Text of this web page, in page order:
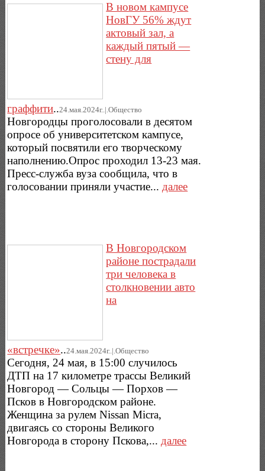
В новом кампусе
НовГУ 56% ждут
актовый зал, а
каждый пятый —
стену для
граффити..24.мая.2024г..|.Общество
Новгородцы проголосовали в десятом
опросе об университетском кампусе,
который посвятили его творческому
наполнению.Опрос проходил 13-23 мая.
Пресс-служба вуза сообщила, что в
голосовании приняли участие...далее
В Новгородском
районе пострадали
три человека в
столкновении авто
на
«встречке»..24.мая.2024г..|.Общество
Сегодня, 24 мая, в 15:00 случилось
ДТП на 17 километре трассы Великий
Новгород — Сольцы — Порхов —
Псков в Новгородском районе.
Женщина за рулем Nissan Micra,
двигаясь со стороны Великого
Новгорода в сторону Пскова,... далее